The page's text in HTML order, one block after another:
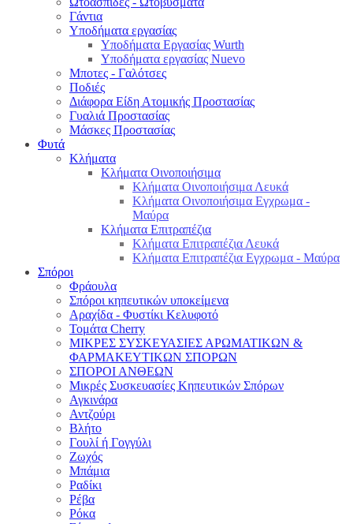
Γάντια
Υποδήματα εργασίας
Υποδήματα Εργασίας Wurth
Υποδήματα εργασίας Nuevo
Μποτες - Γαλότσες
Ποδιές
Διάφορα Είδη Ατομικής Προστασίας
Γυαλιά Προστασίας
Μάσκες Προστασίας
Φυτά
Κλήματα
Κλήματα Οινοποιήσιμα
Κλήματα Οινοποιήσιμα Λευκά
Κλήματα Οινοποιήσιμα Εγχρωμα -
Μαύρα
Κλήματα Επιτραπέζια
Κλήματα Επιτραπέζια Λευκά
Κλήματα Επιτραπέζια Εγχρωμα - Μαύρα
Σπόροι
Φράουλα
Σπόροι κηπευτικών υποκείμενα
Αραχίδα - Φυστίκι Κελυφοτό
Τομάτα Cherry
ΜΙΚΡΕΣ ΣΥΣΚΕΥΑΣΙΕΣ ΑΡΩΜΑΤΙΚΩΝ &
ΦΑΡΜΑΚΕΥΤΙΚΩΝ ΣΠΟΡΩΝ
ΣΠΟΡΟΙ ΑΝΘΕΩΝ
Μικρές Συσκευασίες Κηπευτικών Σπόρων
Αγκινάρα
Αντζούρι
Βλήτο
Γουλί ή Γογγύλι
Ζωχός
Μπάμια
Ραδίκι
Ρέβα
Ρόκα